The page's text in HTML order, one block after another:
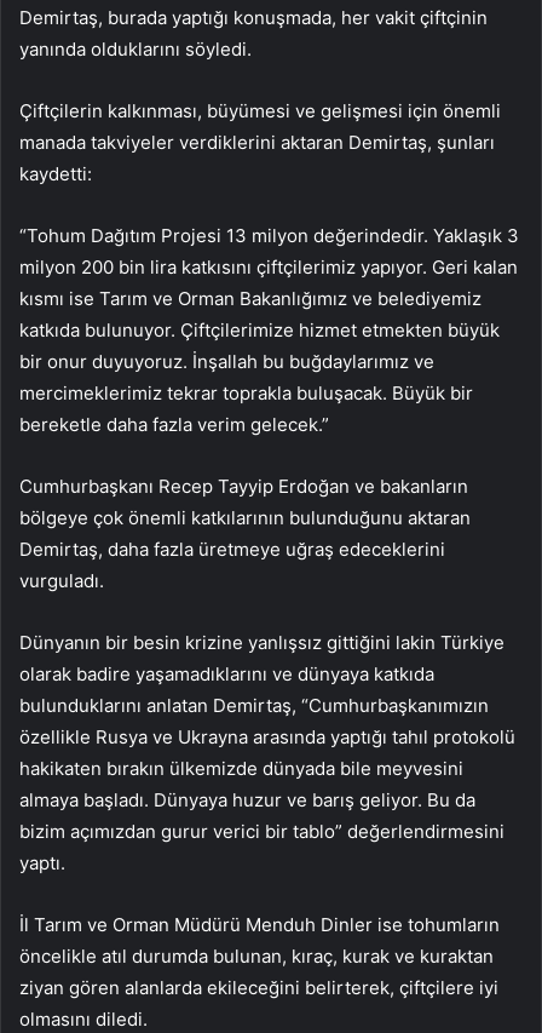
Demirtaş, burada yaptığı konuşmada, her vakit çiftçinin
yanında olduklarını söyledi.
Çiftçilerin kalkınması, büyümesi ve gelişmesi için önemli
manada takviyeler verdiklerini aktaran Demirtaş, şunları
kaydetti:
“Tohum Dağıtım Projesi 13 milyon değerindedir. Yaklaşık 3
milyon 200 bin lira katkısını çiftçilerimiz yapıyor. Geri kalan
kısmı ise Tarım ve Orman Bakanlığımız ve belediyemiz
katkıda bulunuyor. Çiftçilerimize hizmet etmekten büyük
bir onur duyuyoruz. İnşallah bu buğdaylarımız ve
mercimeklerimiz tekrar toprakla buluşacak. Büyük bir
bereketle daha fazla verim gelecek.”
Cumhurbaşkanı Recep Tayyip Erdoğan ve bakanların
bölgeye çok önemli katkılarının bulunduğunu aktaran
Demirtaş, daha fazla üretmeye uğraş edeceklerini
vurguladı.
Dünyanın bir besin krizine yanlışsız gittiğini lakin Türkiye
olarak badire yaşamadıklarını ve dünyaya katkıda
bulunduklarını anlatan Demirtaş, “Cumhurbaşkanımızın
özellikle Rusya ve Ukrayna arasında yaptığı tahıl protokolü
hakikaten bırakın ülkemizde dünyada bile meyvesini
almaya başladı. Dünyaya huzur ve barış geliyor. Bu da
bizim açımızdan gurur verici bir tablo” değerlendirmesini
yaptı.
İl Tarım ve Orman Müdürü Menduh Dinler ise tohumların
öncelikle atıl durumda bulunan, kıraç, kurak ve kuraktan
ziyan gören alanlarda ekileceğini belirterek, çiftçilere iyi
olmasını diledi.